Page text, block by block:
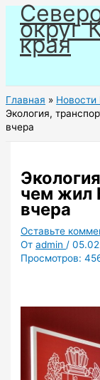
Перейти
содержимому
округ
края
Главная
Новости
Экология,
вчера
чем жил
вчера
Оставьте
Отadmin /
Просмотров: